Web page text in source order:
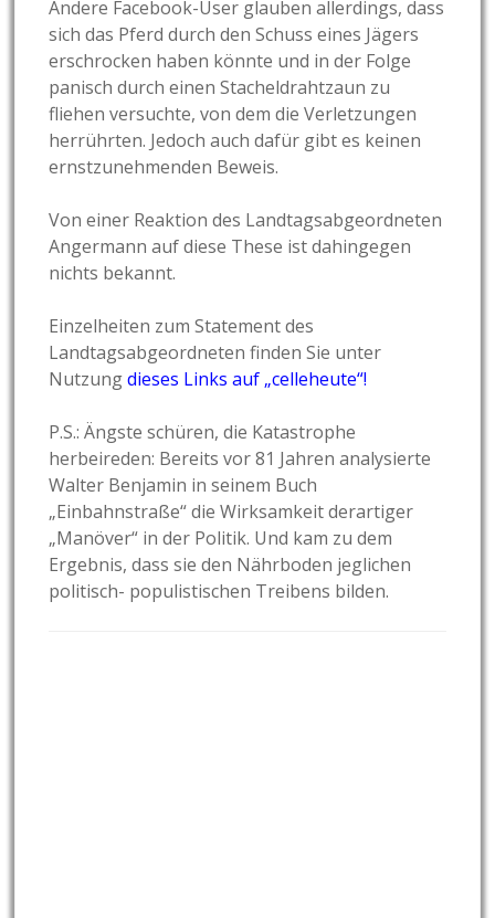
Andere Facebook-User glauben allerdings, dass
sich das Pferd durch den Schuss eines Jägers
erschrocken haben könnte und in der Folge
panisch durch einen Stacheldrahtzaun zu
fliehen versuchte, von dem die Verletzungen
herrührten. Jedoch auch dafür gibt es keinen
ernstzunehmenden Beweis.
Von einer Reaktion des Landtagsabgeordneten
Angermann auf diese These ist dahingegen
nichts bekannt.
Einzelheiten zum Statement des
Landtagsabgeordneten finden Sie unter
Nutzungdieses Links auf „celleheute“!
P.S.: Ängste schüren, die Katastrophe
herbeireden: Bereits vor 81 Jahren analysierte
Walter Benjamin in seinem Buch
„Einbahnstraße“ die Wirksamkeit derartiger
„Manöver“ in der Politik. Und kam zu dem
Ergebnis, dass sie den Nährboden jeglichen
politisch- populistischen Treibens bilden.